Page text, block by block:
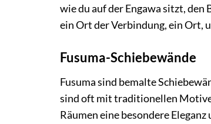
wie du auf der Engawa sitzt, den
ein Ort der Verbindung, ein Ort,
Fusuma-Schiebewände
Fusuma sind bemalte
sind oft mit traditionellen
Räumen eine besondere